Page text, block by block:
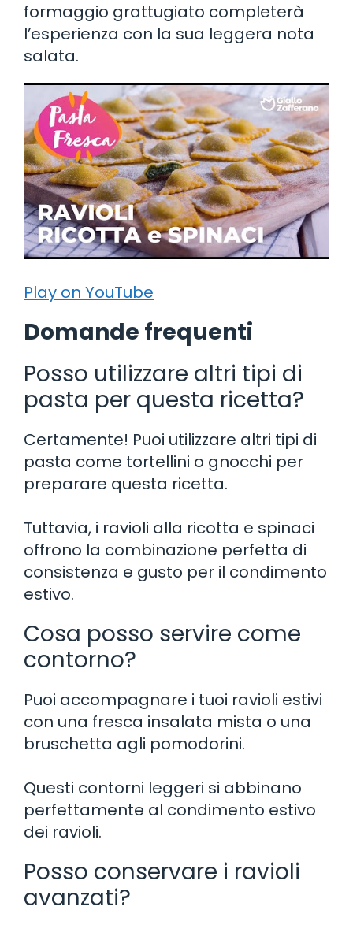
formaggio grattugiato completerà
l’esperienza con la sua leggera nota
salata.
Play on YouTube
Domande frequenti
Posso utilizzare altri tipi di
pasta per questa ricetta?
Certamente! Puoi utilizzare altri tipi di
pasta come tortellini o gnocchi per
preparare questa ricetta.
Tuttavia, i ravioli alla ricotta e spinaci
offrono la combinazione perfetta di
consistenza e gusto per il condimento
estivo.
Cosa posso servire come
contorno?
Puoi accompagnare i tuoi ravioli estivi
con una fresca insalata mista o una
bruschetta agli pomodorini.
Questi contorni leggeri si abbinano
perfettamente al condimento estivo
dei ravioli.
Posso conservare i ravioli
avanzati?